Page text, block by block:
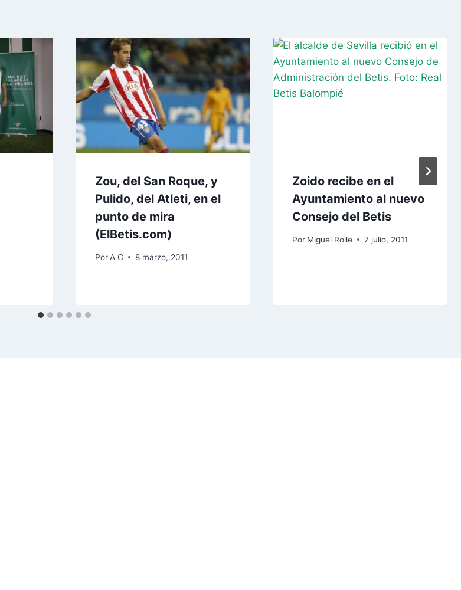
Zou, del San Roque, y
Pulido, del Atleti, en el
punto de mira
(ElBetis.com)
PorA.C 8 marzo, 2011
Zoido recibe en el
Ayuntamiento al nuevo
Consejo del Betis
Por Miguel Rolle 7 julio, 2011